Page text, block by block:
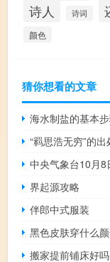
诗人 诗词
颜色
猜你想看的文章
海水制盐的基本
“羁思浩无穷”的出
界起源攻略
伴郎中式服装
黑色皮肤穿什么
搬家提前铺床好吗